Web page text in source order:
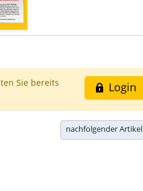
Login
Sie bereits
nachfolgender Artikel